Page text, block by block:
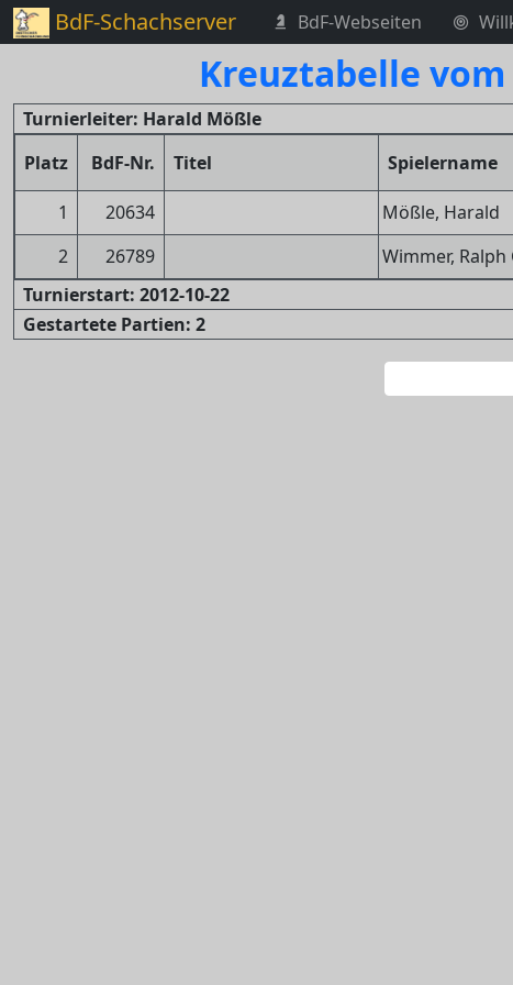
BdF-Schachserver BdF-Webseiten
Kreuztabelle
Turnierleiter: Harald Mößle
Platz
BdF-Nr. Titel Spielername
1
20634 Mößle, Harald
2
26789 Wimmer, Ralph
Turnierstart: 2012-10-22
Gestartete Partien: 2